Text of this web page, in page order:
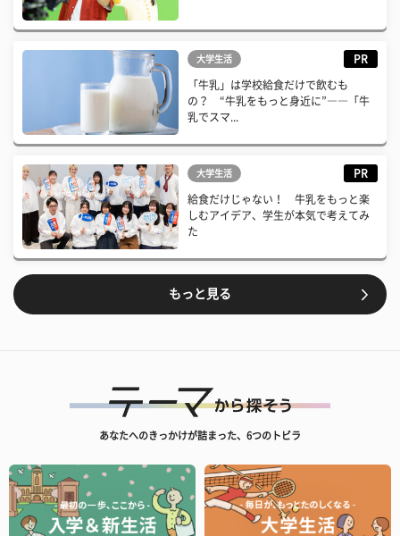
大学生活 PR
「牛乳」は学校給食だけで飲むも
の？ “牛乳をもっと身近に”――「牛
乳でスマ...
大学生活 PR
給食だけじゃない！ 牛乳をもっと楽
しむアイデア、学生が本気で考えてみ
た
もっと見る
あなたへのきっかけが詰まった、6つのトビラ